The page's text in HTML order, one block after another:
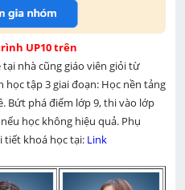
UP10 trên
tại nhà cũng giáo viên giỏi từ
tập 3 giai đoạn: Học nền tảng
Bứt phá điểm lớp 9, thi vào lớp
học không hiệu quả. Phụ
tiết khoá học tại: Link